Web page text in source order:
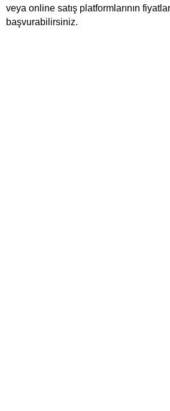
veya online satış platformlarının
başvurabilirsiniz.